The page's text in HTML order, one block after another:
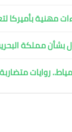
مهنية
بشأن مملكة
روايات